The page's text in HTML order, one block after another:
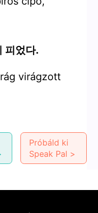
피었다.
virágzott
Próbáld ki
Speak Pal >